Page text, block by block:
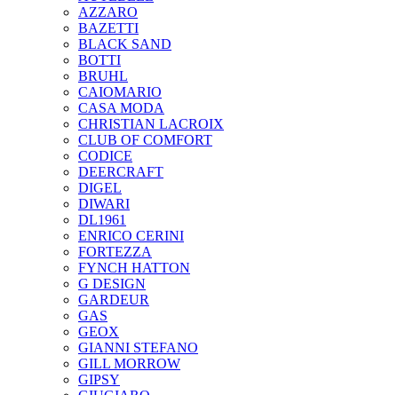
AZZARO
BAZETTI
BLACK SAND
BOTTI
BRUHL
CAIOMARIO
CASA MODA
CHRISTIAN LACROIX
CLUB OF COMFORT
CODICE
DEERCRAFT
DIGEL
DIWARI
DL1961
ENRICO CERINI
FORTEZZA
FYNCH HATTON
G DESIGN
GARDEUR
GAS
GEOX
GIANNI STEFANO
GILL MORROW
GIPSY